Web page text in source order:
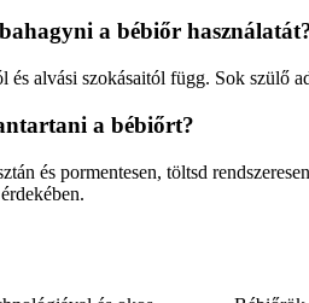
a bébiőr
és alvási szokásaitól függ. Sok szülő
a bébiőrt?
és pormentesen, töltsd